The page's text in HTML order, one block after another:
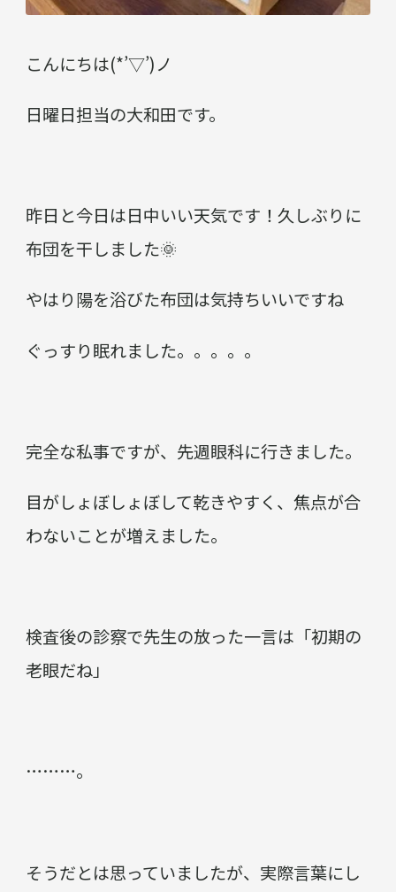
こんにちは(*’▽’)ノ
日曜日担当の大和田です。
昨日と今日は日中いい天気です！久しぶりに
布団を干しました🌞
やはり陽を浴びた布団は気持ちいいですね
ぐっすり眠れました。。。。。
完全な私事ですが、先週眼科に行きました。
目がしょぼしょぼして乾きやすく、焦点が合
わないことが増えました。
検査後の診察で先生の放った一言は「初期の
老眼だね」
………。
そうだとは思っていましたが、実際言葉にし